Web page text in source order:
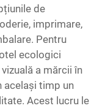
de
imprimare,
Pentru
ecologici
a mărcii în
același timp un
Acest lucru le